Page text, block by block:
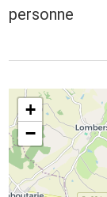
personne
+
−